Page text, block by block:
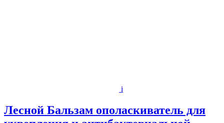
i
Лесной Бальзам ополаскиватель для